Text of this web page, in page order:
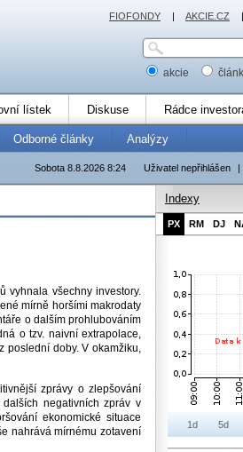
akcie
lístek Diskuse Rádce
Odborné články Analýzy
Uživatel nepřihlášen |
Sobota 8.8.2026 8:24
vyhnala všechny investory.
mírně horšími makrodaty
o dalším prohlubováním
o tzv. naivní extrapolace,
doby. V okamžiku,
zprávy o zlepšování
negativních zpráv v
ekonomické situace
nahrává mírnému zotavení
Indexy
PX RM DJ
1d 5d
FIOFONDY | AKCIE.CZ |